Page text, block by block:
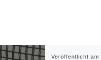
Veröffentlicht am